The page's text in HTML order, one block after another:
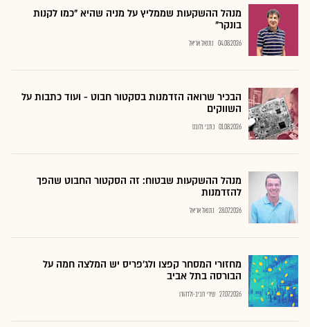
מנהל ההשקעות שממליץ על מניה שהיא "כמו לקנות
בונקר"
04.08.2026 נתנאל אריאל
הבכיר שרואה הזדמנות בסקטור חבוט - ועוד כתבות על
השווקים
01.08.2026 כתבי גלובס
מנהל ההשקעות שבטוח: זה הסקטור החבוט שהפך
להזדמנות
28.07.2026 נתנאל אריאל
מחזורי המסחר קפצו ולג'פריס יש המלצה חמה על
הבורסה בתל אביב
27.07.2026 שירי חביב-ולדהורן